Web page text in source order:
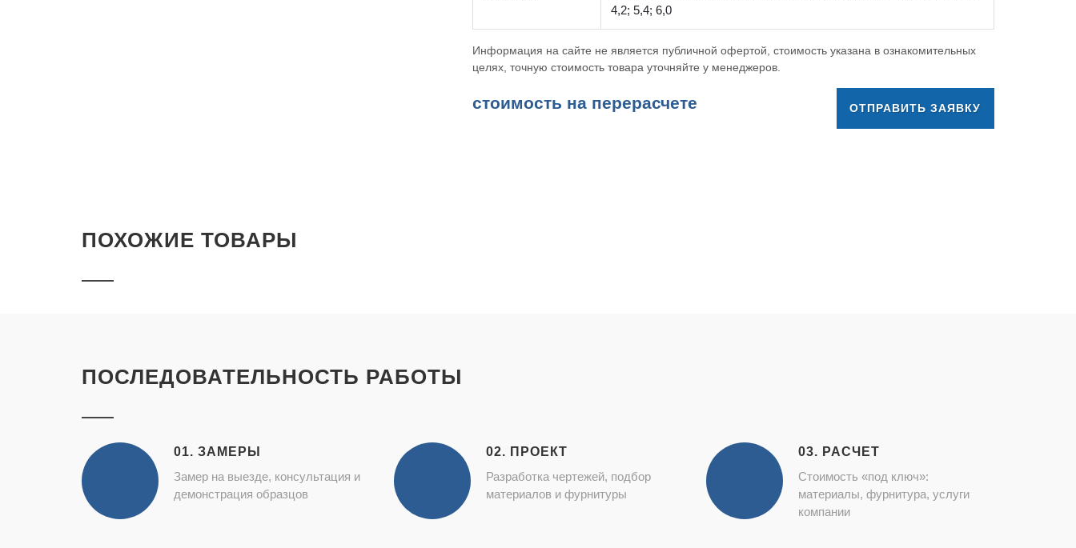
4,2; 5,4; 6,0
Информация на сайте не является публичной офертой, стоимость указана в ознакомительных
целях, точную стоимость товара уточняйте у менеджеров.
cтоимость на перерасчете ОТПРАВИТЬ ЗАЯВКУ
ПОХОЖИЕ ТОВАРЫ
ПОСЛЕДОВАТЕЛЬНОСТЬ РАБОТЫ
01. ЗАМЕРЫ
Замер на выезде, консультация и
демонстрация образцов
02. ПРОЕКТ
Разработка чертежей, подбор
материалов и фурнитуры
03. РАСЧЕТ
Стоимость «под ключ»:
материалы, фурнитура, услуги
компании